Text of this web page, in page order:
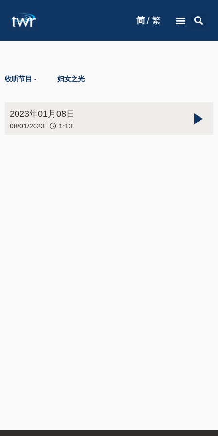
简 / 繁
收听节目 - 妇女之光
2023年01月08日
08/01/2023 1:13